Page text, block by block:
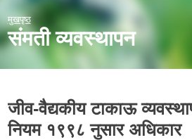
मुखपृष्ठ
संमती व्यवस्थापन
जीव-वैद्यकीय टाकाऊ
नियम १९९८ नुसार अधिकार